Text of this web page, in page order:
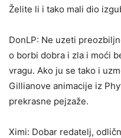
Želite li i tako mali dio
DonLP: Ne uzeti
o borbi dobra i zla i moći
vragu. Ako ju se tako i
Gillianove animacije iz
prekrasne pejzaže.
Ximi: Dobar redatelj,